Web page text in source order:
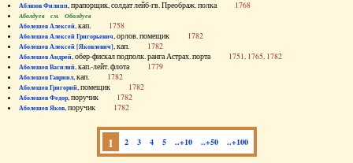
Аблязов Филипп, прапорщик, солдат лейб-гв. Преображ. полка 1768
Аболдуев см. Оболдуев
Аболешев Алексей, кап. 1758
Аболешев Алексей Григорьевич, орлов. помещик 1782
Аболешев Алексей [Яковлевич], кап. 1782
Аболешев Андрей, обер-фискал подполк. ранга Астрах. порта 1751, 1765, 1782
Аболешев Василий, кап.-лейт. флота 1779
Аболешев Гавриил, кап. 1782
Аболешев Григорий, помещик 1782
Аболешев Федор, поручик 1782
Аболешев Яков, поручик 1782
1 2 3 4 5 ..+10 ..+50 ..+100